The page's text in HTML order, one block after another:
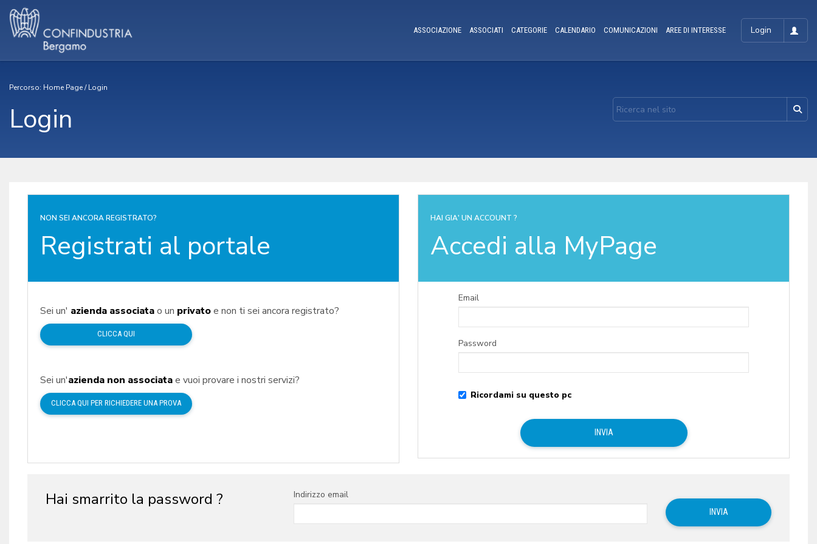
Login
ASSOCIAZIONE ASSOCIATI CATEGORIE CALENDARIO COMUNICAZIONI AREE DI INTERESSE
Percorso: Home Page/Login
Login
NON SEI ANCORA REGISTRATO?
Registrati al portale
Sei un' azienda associatao un privatoe non ti sei ancora registrato?
CLICCA QUI
Sei un'azienda non associatae vuoi provare i nostri servizi?
CLICCA QUI PER RICHIEDERE UNA PROVA
HAI GIA' UN ACCOUNT ?
Accedi alla MyPage
Email
Password
Ricordami su questo pc
Hai smarrito la password ? Indirizzo email